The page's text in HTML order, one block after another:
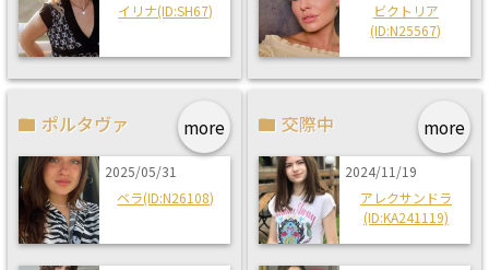
イリナ(ID:SH67)
ビクトリア
(ID:N25567)
more
ポルタヴァ
2025/05/31
ベラ(ID:N26108)
more
交際中
2024/11/19
アレクサンドラ
(ID:KA241119)